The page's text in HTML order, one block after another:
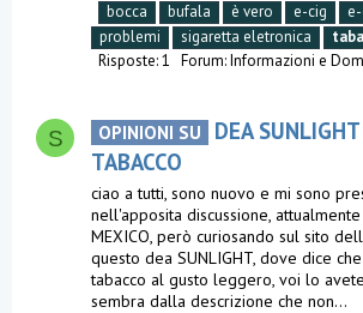
bocca
bufala è vero e-cig
problemi
sigaretta eletronica
Risposte: 1 Forum:Informazioni e
S OPINIONI SU
DEA
TABACCO
ciao a tutti, sono nuovo e mi sono
nell'apposita discussione,
MEXICO, però curiosando sul sito
questo dea SUNLIGHT, dove dice
tabacco al gusto leggero, voi lo
sembra dalla descrizione che non...